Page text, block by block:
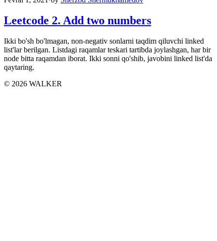
Leetcode 2. Add two numbers
Ikki bo'sh bo'lmagan, non-negativ sonlarni taqdim qiluvchi linked
list'lar berilgan. Listdagi raqamlar teskari tartibda joylashgan, har bir
node bitta raqamdan iborat. Ikki sonni qo'shib, javobini linked list'da
qaytaring.
© 2026 WALKER